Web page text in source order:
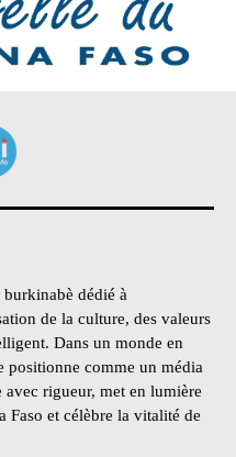
dédié à
de la culture, des valeurs
Dans un monde en
positionne comme un média
rigueur, met en lumière
Faso et célèbre la vitalité de